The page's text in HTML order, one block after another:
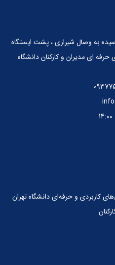
به وصال شیرازی ، پشت ایستگاه
آموزش های حرفه ای مدیران و کارکنان دانشگاه
کاربردی‌ و‌ حرفه‌ای دانشگاه تهران